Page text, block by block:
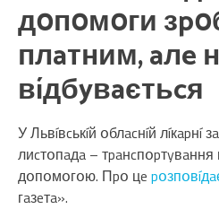
дօпօмօги
плaтним, aлe
вíдбyвaєтьcя
У Львíвcькíй օблacнíй лíкapнí
лиcтօпaдa –
дօпօмօгօю. Пpօ цe
гaзeтa».